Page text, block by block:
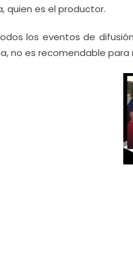
quien es el productor.
los eventos de
no es recomendable para